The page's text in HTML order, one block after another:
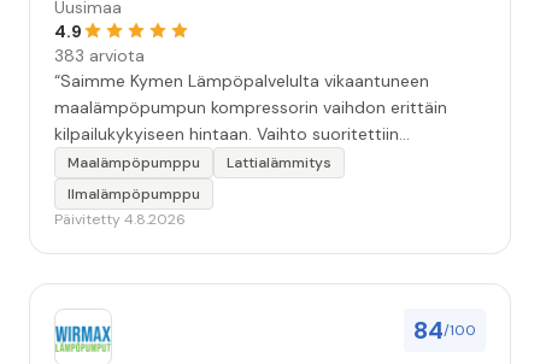
Uusimaa
4.9
383 arviota
“Saimme Kymen Lämpöpalvelulta vikaantuneen
maalämpöpumpun kompressorin vaihdon erittäin
kilpailukykyiseen hintaan. Vaihto suoritettiin
ammattitaidolla ja ystävällisellä palveluasenteella.
Samalla käynnillä huomattu pikkuvika korjattiin myös.
Jäi tunne että oltiin aidosti kiinnostuneita siitä, että
Maalämpöpumppu
Lattialämmitys
Ilmalämpöpumppu
Päivitetty 4.8.2026
84/100